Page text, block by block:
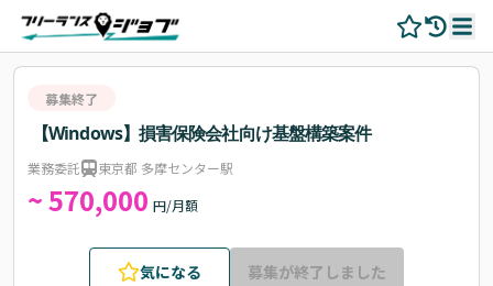
募集終了
【Windows】損害保険会社向け基盤構築案件
業務委託 東京都 多摩センター駅
~ 570,000 円/月額
気になる 募集が終了しました